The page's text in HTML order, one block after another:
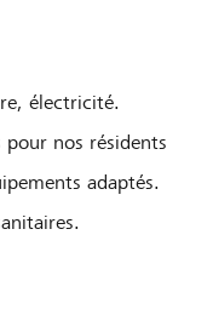
électricité.
pour nos résidents
adaptés.